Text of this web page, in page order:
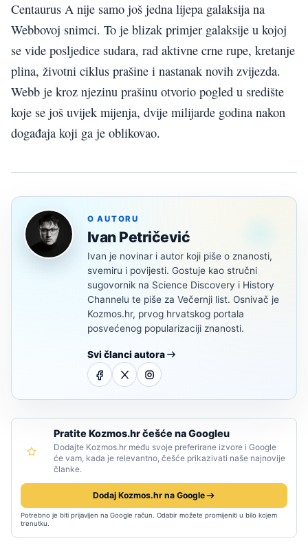
Centaurus A nije samo još jedna lijepa galaksija na
Webbovoj snimci. To je blizak primjer galaksije u kojoj
se vide posljedice sudara, rad aktivne crne rupe, kretanje
plina, životni ciklus prašine i nastanak novih zvijezda.
Webb je kroz njezinu prašinu otvorio pogled u središte
koje se još uvijek mijenja, dvije milijarde godina nakon
događaja koji ga je oblikovao.
O AUTORU
Ivan Petričević
Ivan je novinar i autor koji piše o znanosti,
svemiru i povijesti. Gostuje kao stručni
sugovornik na Science Discovery i History
Channelu te piše za Večernji list. Osnivač je
Kozmos.hr, prvog hrvatskog portala
posvećenog popularizaciji znanosti.
Svi članci autora
Pratite Kozmos.hr češće na Googleu
Dodajte Kozmos.hr među svoje preferirane izvore i Google
će vam, kada je relevantno, češće prikazivati naše najnovije
članke.
Dodaj Kozmos.hr na Google
Potrebno je biti prijavljen na Google račun. Odabir možete promijeniti u bilo kojem
trenutku.